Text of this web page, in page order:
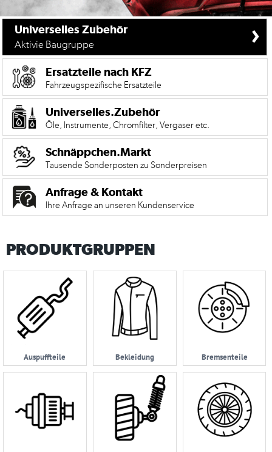
Anfrage
&
Kontaktformular
Garage
Carport
Impressum
AGB
Zahlungsmöglichkeiten
Widerrufsbelehrung
Datenschutzerklärung
Universelles Zubehör
Aktivie Baugruppe ›
Ersatzteile nach KFZ
Fahrzeugspezifische Ersatzteile
Universelles.Zubehör
Öle, Instrumente, Chromfilter, Vergaser etc.
Schnäppchen.Markt
Tausende Sonderposten zu Sonderpreisen
Anfrage & Kontakt
Ihre Anfrage an unseren Kundenservice
PRODUKTGRUPPEN
Auspuffteile Bekleidung Bremsenteile